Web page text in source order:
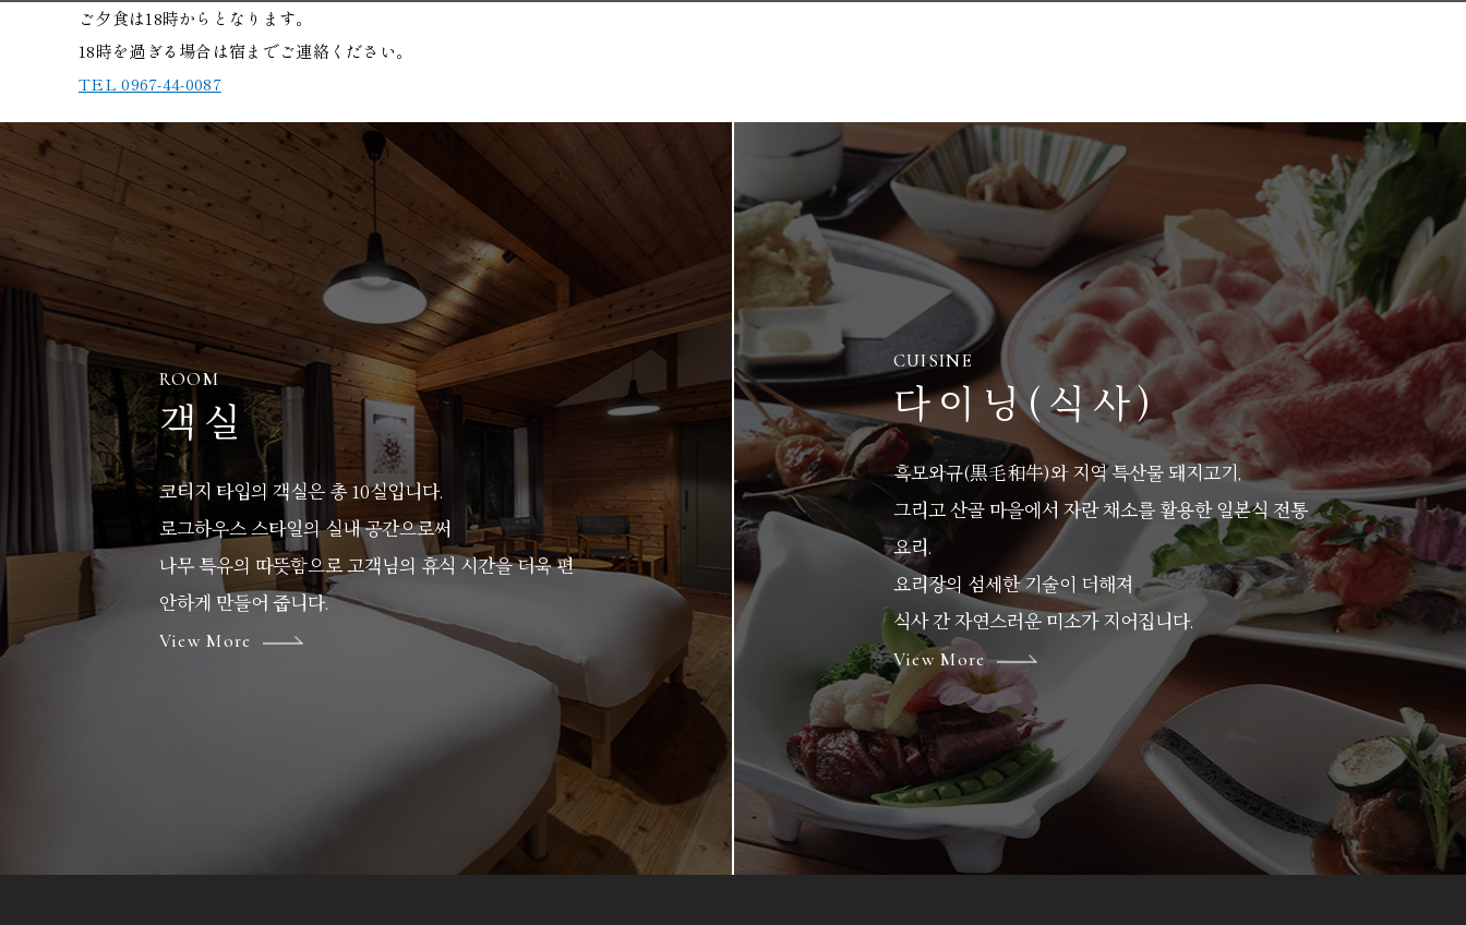
ご夕食は18時からとなります。
18時を過ぎる場合は宿までご連絡ください。
TEL 0967-44-0087
ROOM
객실
코티지 타입의 객실은 총 10실입니다.
로그하우스 스타일의 실내 공간으로써
나무 특유의 따뜻함으로 고객님의 휴식 시간을 더욱 편
안하게 만들어 줍니다.
View More
CUISINE
다이닝(식사)
흑모와규(黒毛和牛)와 지역 특산물 돼지고기,
그리고 산골 마을에서 자란 채소를 활용한 일본식 전통
요리.
요리장의 섬세한 기술이 더해져
식사 간 자연스러운 미소가 지어집니다.
View More